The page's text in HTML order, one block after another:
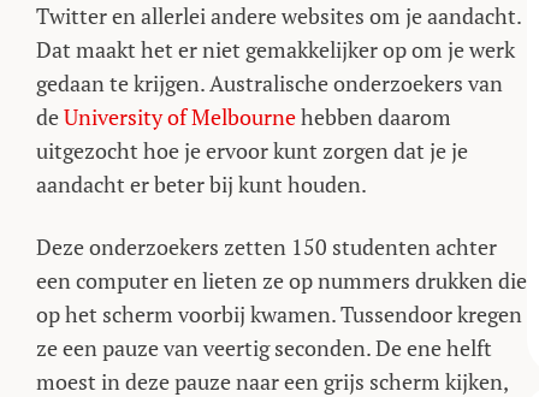
Twitter en allerlei andere websites om je aandacht.
Dat maakt het er niet gemakkelijker op om je werk
gedaan te krijgen. Australische onderzoekers van
deUniversity of Melbournehebben daarom
uitgezocht hoe je ervoor kunt zorgen dat je je
aandacht er beter bij kunt houden.
Deze onderzoekers zetten 150 studenten achter
een computer en lieten ze op nummers drukken die
op het scherm voorbij kwamen. Tussendoor kregen
ze een pauze van veertig seconden. De ene helft
moest in deze pauze naar een grijs scherm kijken,